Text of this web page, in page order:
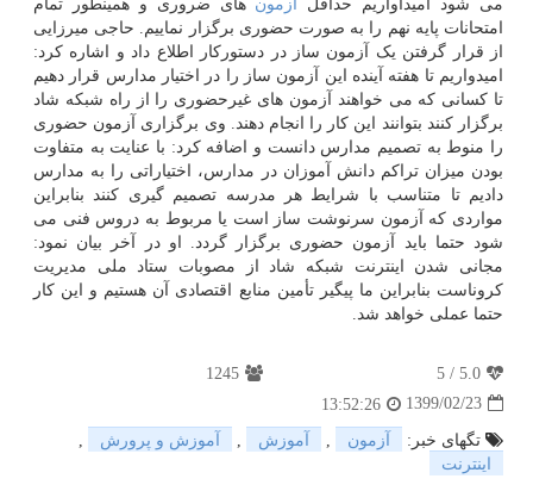
می شود امیداواریم حداقل آزمون های ضروری و همینطور تمام
امتحانات پایه نهم را به صورت حضوری برگزار نماییم. حاجی میرزایی
از قرار گرفتن یک آزمون ساز در دستورکار اطلاع داد و اشاره کرد:
امیدواریم تا هفته آینده این آزمون ساز را در اختیار مدارس قرار دهیم
تا کسانی که می خواهند آزمون های غیرحضوری را از راه شبکه شاد
برگزار کنند بتوانند این کار را انجام دهند. وی برگزاری آزمون حضوری
را منوط به تصمیم مدارس دانست و اضافه کرد: با عنایت به متفاوت
بودن میزان تراکم دانش آموزان در مدارس، اختیاراتی را به مدارس
دادیم تا متناسب با شرایط هر مدرسه تصمیم گیری کنند بنابراین
مواردی که آزمون سرنوشت ساز است یا مربوط به دروس فنی می
شود حتما باید آزمون حضوری برگزار گردد. او در آخر بیان نمود:
مجانی شدن اینترنت شبکه شاد از مصوبات ستاد ملی مدیریت
کروناست بنابراین ما پیگیر تأمین منابع اقتصادی آن هستیم و این کار
حتما عملی خواهد شد.
5.0
/
5
1245
1399/02/23
13:52:26
تگهای خبر:
آزمون , آموزش , آموزش و پرورش
,
اینترنت